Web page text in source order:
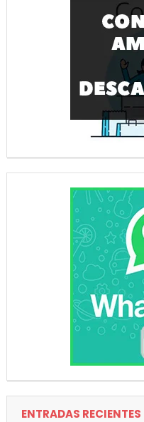
ENTRADAS RECIENTES